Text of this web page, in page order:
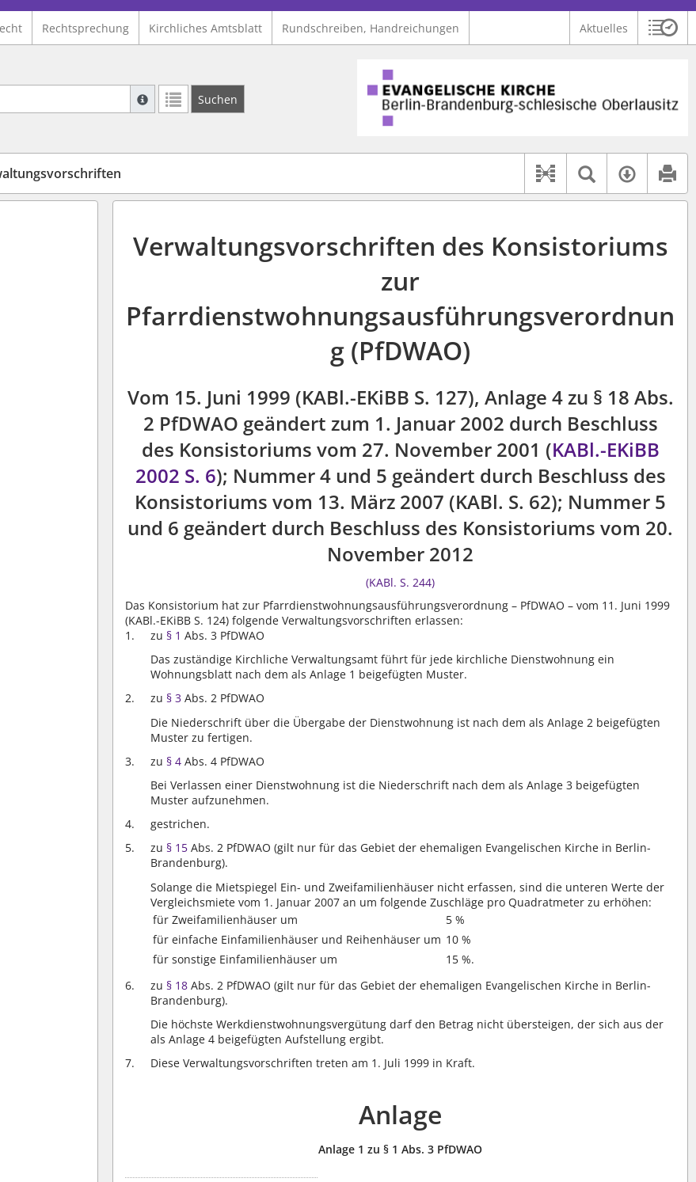
Rechtsprechung Kirchliches Amtsblatt Rundschreiben, Handreichungen Aktuelles
Suche mit Platzhalter "*", Bsp. Pfarrer*, findet auch: "Pfarrerinitiative" oder "Pfarrerausschuss".
Weitere Suchoperatoren finden Sie in unserer Hilfe.
Suchen
Logo Ev. Kirche Berlin-Brandenburg-schlesische Oberlausitz
Dokument-
Textsuche
Verwaltungsvorschriften des Konsistoriums
zur
Pfarrdienstwohnungsausführungsverordnun
g (PfDWAO)
Vom 15. Juni 1999 (KABl.-EKiBB S. 127), Anlage 4 zu § 18 Abs.
2 PfDWAO geändert zum 1. Januar 2002 durch Beschluss
des Konsistoriums vom 27. November 2001 (KABl.-EKiBB
2002 S. 6); Nummer 4 und 5 geändert durch Beschluss des
Konsistoriums vom 13. März 2007 (KABl. S. 62); Nummer 5
und 6 geändert durch Beschluss des Konsistoriums vom 20.
November 2012
(KABl. S. 244)
Das Konsistorium hat zur Pfarrdienstwohnungsausführungsverordnung – PfDWAO – vom 11. Juni 1999
(KABl.-EKiBB S. 124) folgende Verwaltungsvorschriften erlassen:
zu § 1 Abs. 3 PfDWAO
Das zuständige Kirchliche Verwaltungsamt führt für jede kirchliche Dienstwohnung ein
Wohnungsblatt nach dem als Anlage 1 beigefügten Muster.
zu § 3 Abs. 2 PfDWAO
Die Niederschrift über die Übergabe der Dienstwohnung ist nach dem als Anlage 2 beigefügten
Muster zu fertigen.
zu § 4 Abs. 4 PfDWAO
Bei Verlassen einer Dienstwohnung ist die Niederschrift nach dem als Anlage 3 beigefügten
Muster aufzunehmen.
gestrichen.
zu § 15 Abs. 2 PfDWAO (gilt nur für das Gebiet der ehemaligen Evangelischen Kirche in Berlin-
Brandenburg).
Solange die Mietspiegel Ein- und Zweifamilienhäuser nicht erfassen, sind die unteren Werte der
Vergleichsmiete vom 1. Januar 2007 an um folgende Zuschläge pro Quadratmeter zu erhöhen:
für Zweifamilienhäuser um
5 %
für einfache Einfamilienhäuser und Reihenhäuser um 10 %
für sonstige Einfamilienhäuser um
15 %.
zu § 18 Abs. 2 PfDWAO (gilt nur für das Gebiet der ehemaligen Evangelischen Kirche in Berlin-
Brandenburg).
Die höchste Werkdienstwohnungsvergütung darf den Betrag nicht übersteigen, der sich aus der
als Anlage 4 beigefügten Aufstellung ergibt.
Diese Verwaltungsvorschriften treten am 1. Juli 1999 in Kraft.
Anlage
Anlage 1 zu § 1 Abs. 3 PfDWAO